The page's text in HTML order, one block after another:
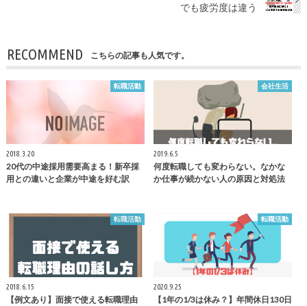
でも疲労度は違う
RECOMMEND こちらの記事も人気です。
転職活動
2018.3.20
20代の中途採用需要高まる！新卒採
用との違いと企業が中途を好む訳
会社生活
2019.6.5
何度転職しても変わらない。なかな
か仕事が続かない人の原因と対処法
転職活動
2018.6.15
【例文あり】面接で使える転職理由
転職活動
2020.9.25
【1年の1/3は休み？】年間休日130日